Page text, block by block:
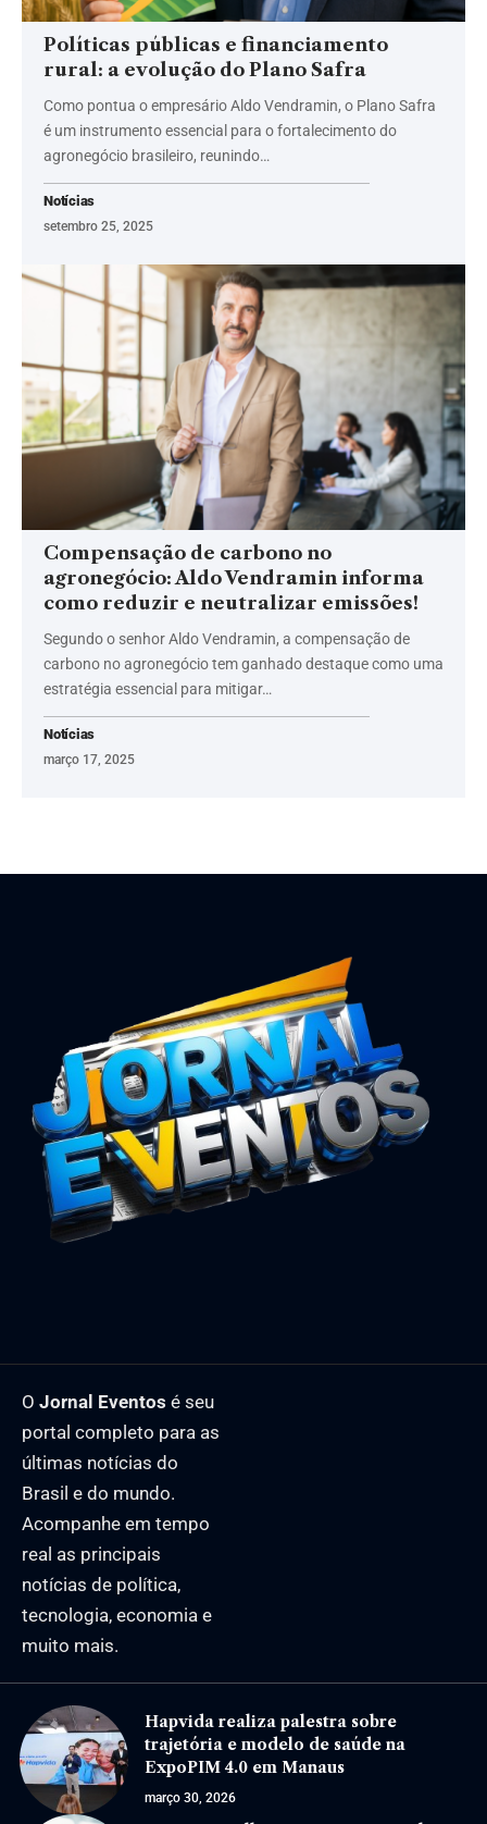
Políticas públicas e financiamento
rural: a evolução do Plano Safra
Como pontua o empresário Aldo Vendramin, o Plano Safra
é um instrumento essencial para o fortalecimento do
agronegócio brasileiro, reunindo…
Notícias
setembro 25, 2025
Compensação de carbono no
agronegócio: Aldo Vendramin informa
como reduzir e neutralizar emissões!
Segundo o senhor Aldo Vendramin, a compensação de
carbono no agronegócio tem ganhado destaque como uma
estratégia essencial para mitigar…
Notícias
março 17, 2025
O Jornal Eventos é seu
portal completo para as
últimas notícias do
Brasil e do mundo.
Acompanhe em tempo
real as principais
notícias de política,
tecnologia, economia e
muito mais.
Hapvida realiza palestra sobre
trajetória e modelo de saúde na
ExpoPIM 4.0 em Manaus
março 30, 2026